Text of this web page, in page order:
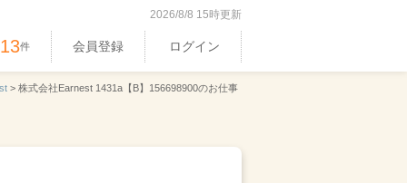
2026/8/8 15時更新
件 会員登録 ログイン
> 株式会社Earnest 1431a【B】156698900のお仕事